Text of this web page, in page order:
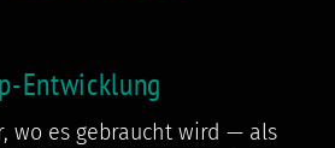
Entwicklung
wo es gebraucht wird — als